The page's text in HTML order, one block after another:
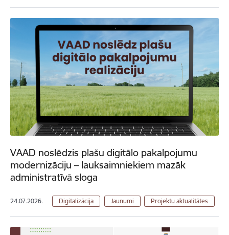
VAAD noslēdzis plašu digitālo pakalpojumu
modernizāciju – lauksaimniekiem mazāk
administratīvā sloga
24.07.2026. Digitalizācija Jaunumi Projektu aktualitātes